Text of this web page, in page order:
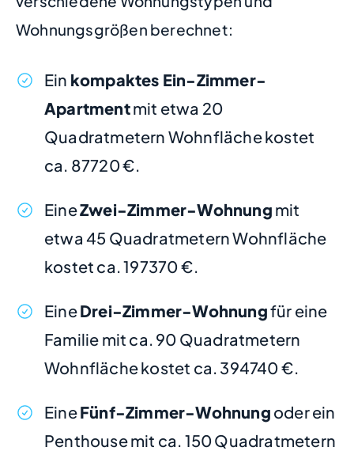
Wohnungsgrößen berechnet:
Ein kompaktes Ein-Zimmer-
Apartmentmit etwa 20
Quadratmetern Wohnfläche kostet
ca. 87720 €.
EineZwei-Zimmer-Wohnung mit
etwa 45 Quadratmetern Wohnfläche
kostet ca. 197370 €.
EineDrei-Zimmer-Wohnungfür eine
Familie mit ca. 90 Quadratmetern
Wohnfläche kostet ca. 394740 €.
EineFünf-Zimmer-Wohnung oder ein
Penthouse mit ca. 150 Quadratmetern